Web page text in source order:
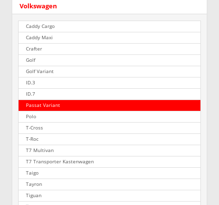
Volkswagen
Caddy Cargo
Caddy Maxi
Crafter
Golf
Golf Variant
ID.3
ID.7
Passat Variant
Polo
T-Cross
T-Roc
T7 Multivan
T7 Transporter Kastenwagen
Taigo
Tayron
Tiguan